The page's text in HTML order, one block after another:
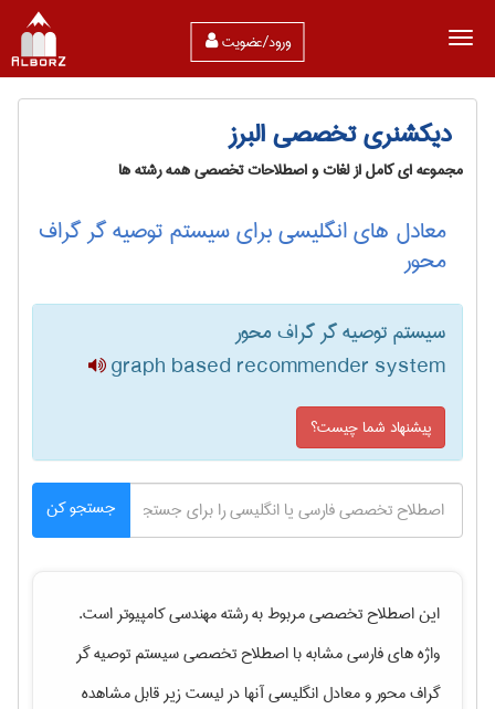
ورود/عضویت
دیکشنری تخصصی البرز
مجموعه ای کامل از لغات و اصطلاحات تخصصی همه رشته ها
معادل های انگلیسی برای سیستم توصیه گر گراف
محور
سیستم توصیه گر گراف محور
graph based recommender system
پیشنهاد شما چیست؟
جستجو کن
این اصطلاح تخصصی مربوط به رشتهمهندسی كامپيوتراست.
واژه های فارسی مشابه با اصطلاح تخصصیسیستم توصیه گر
گراف محورو معادل انگلیسی آنها در لیست زیر قابل مشاهده